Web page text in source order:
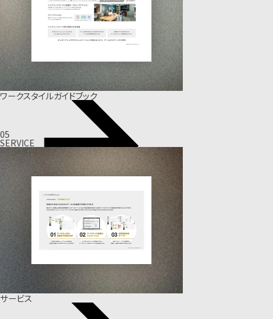
ワークスタイルガイドブック
05
SERVICE
サービス